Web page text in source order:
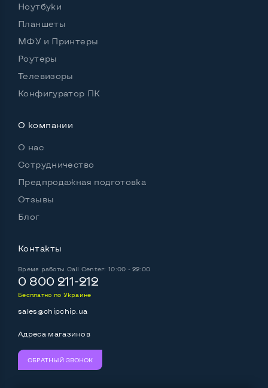
Ноутбуки
Планшеты
МФУ и Принтеры
Роутеры
Телевизоры
Конфигуратор ПК
О компании
О нас
Сотрудничество
Предпродажная подготовка
Отзывы
Блог
Контакты
Время работы Call Center: 10:00 - 22:00
0 800 211-212
Бесплатно по Украине
sales@chipchip.ua
Адреса магазинов
ОБРАТНЫЙ ЗВОНОК